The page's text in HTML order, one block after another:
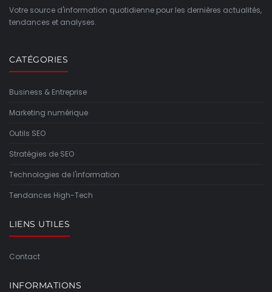
Votre source d'information quotidienne pour les dernières actualités,
tendances et analyses.
CATÉGORIES
Business & Entreprise
Marketing numérique
Outils SEO
Stratégies de SEO
Technologies de l'information
Tendances High-Tech
LIENS UTILES
Contact
INFORMATIONS